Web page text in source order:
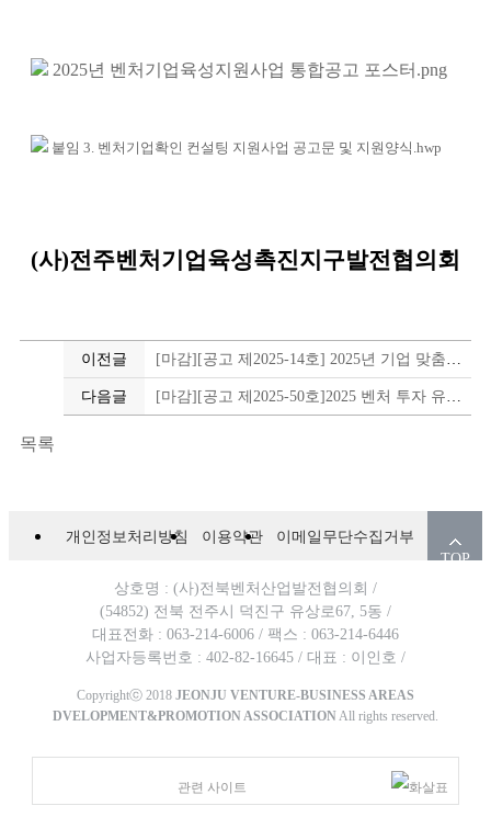
2025년 벤처기업육성지원사업 통합공고 포스터.png
붙임 3. 벤처기업확인 컨설팅 지원사업 공고문 및 지원양식.hwp
(사)전주벤처기업육성촉진지구발전협의회
이전글 [마감][공고 제2025-14호] 2025년 기업 맞춤형 활성화지원사업 모집 공고
다음글 [마감][공고 제2025-50호]2025 벤처 투자 유치 및 네트워킹 지원사업 추가모집(피치덱, IR덱 제작 및 컨설팅 지원)
목록
개인정보처리방침 이용약관
이메일무단수집거부
TOP
상호명 : (사)전북벤처산업발전협의회 /
(54852) 전북 전주시 덕진구 유상로67, 5동 /
대표전화 : 063-214-6006 / 팩스 : 063-214-6446
사업자등록번호 : 402-82-16645 / 대표 : 이인호 /
Copyrightⓒ 2018 JEONJU VENTURE-BUSINESS AREAS
DVELOPMENT&PROMOTION ASSOCIATION All rights reserved.
관련 사이트